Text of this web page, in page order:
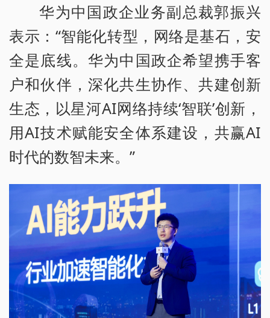
华为中国政企业务副总裁郭振兴
表示：“智能化转型，网络是基石，安
全是底线。华为中国政企希望携手客
户和伙伴，深化共生协作、共建创新
生态，以星河AI网络持续‘智联’创新，
用AI技术赋能安全体系建设，共赢AI
时代的数智未来。”